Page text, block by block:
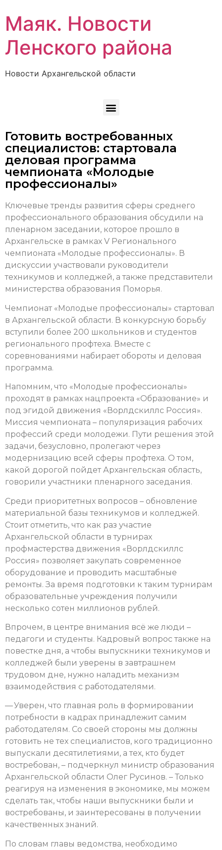
Маяк. Новости
Ленского района
Новости Архангельской области
Готовить востребованных
специалистов: стартовала
деловая программа
чемпионата «Молодые
профессионалы»
Ключевые тренды развития сферы среднего
профессионального образования обсудили на
пленарном заседании, которое прошло в
Архангельске в рамках V Регионального
чемпионата «Молодые профессионалы». В
дискуссии участвовали руководители
техникумов и колледжей, а также представители
министерства образования Поморья.
Чемпионат «Молодые профессионалы» стартовал
в Архангельской области. В конкурсную борьбу
вступили более 200 школьников и студентов
регионального профтеха. Вместе с
соревнованиями набирает обороты и деловая
программа.
Напомним, что «Молодые профессионалы»
проходят в рамках нацпроекта «Образование» и
под эгидой движения «Ворлдскиллс Россия».
Миссия чемпионата – популяризация рабочих
профессий среди молодежи. Пути решения этой
задачи, безусловно, пролегают через
модернизацию всей сферы профтеха. О том,
какой дорогой пойдет Архангельская область,
говорили участники пленарного заседания.
Среди приоритетных вопросов – обновление
материальной базы техникумов и колледжей.
Стоит отметить, что как раз участие
Архангельской области в турнирах
профмастерства движения «Ворлдскиллс
Россия» позволяет закупать современное
оборудование и проводить масштабные
ремонты. За время подготовки к таким турнирам
образовательные учреждения получили
несколько сотен миллионов рублей.
Впрочем, в центре внимания всё же люди –
педагоги и студенты. Кадровый вопрос также на
повестке дня, а чтобы выпускники техникумов и
колледжей были уверены в завтрашнем
трудовом дне, нужно наладить механизм
взаимодействия с работодателями.
— Уверен, что главная роль в формировании
потребности в кадрах принадлежит самим
работодателям. Со своей стороны мы должны
готовить не тех специалистов, кого традиционно
выпускали десятилетиями, а тех, кто будет
востребован, – подчеркнул министр образования
Архангельской области Олег Русинов. – Только
реагируя на изменения в экономике, мы можем
сделать так, чтобы наши выпускники были и
востребованы, и заинтересованы в получении
качественных знаний.
По словам главы ведомства, необходимо